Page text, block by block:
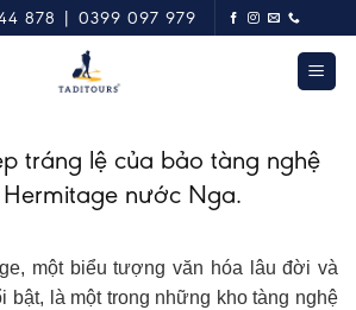
878 | 0399 097 979
tráng lệ của bảo tàng nghệ
nước Nga.
một biểu tượng văn hóa lâu đời và
bật, là một trong những kho tàng nghệ